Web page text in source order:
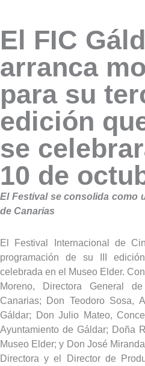
contenido
El FIC
arranca
para su
edición
se
10 de
El Festival se consolida como
de Canarias
El Festival Internacional de
programación de su III
celebrada en el Museo Elder.
Moreno, Directora General
Canarias; Don Teodoro Sosa,
Gáldar; Don Julio Mateo,
Ayuntamiento de Gáldar; Doña
Museo Elder; y Don José
Directora y el Director de